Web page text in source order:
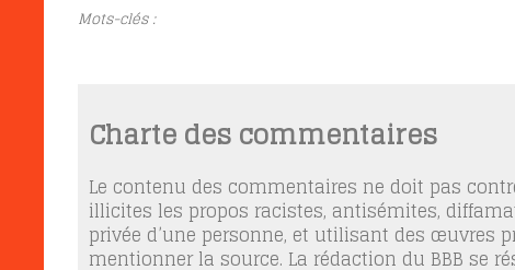
Mots-clés :
Charte des commentaires
Le contenu des commentaires ne doit pas
illicites les propos racistes, antisémites,
privée d’une personne, et utilisant des œuvres
mentionner la source. La rédaction du BBB se